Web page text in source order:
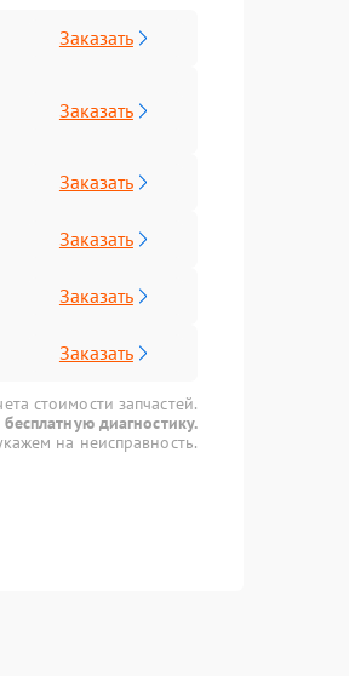
Заказать
Заказать
Заказать
Заказать
Заказать
Заказать
стоимости запчастей.
диагностику.
на неисправность.